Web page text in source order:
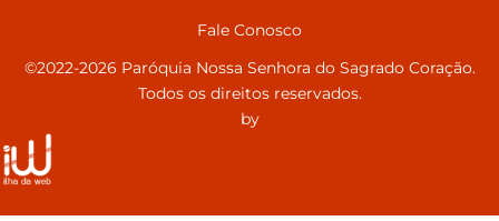
Fale Conosco
©2022-2026 Paróquia Nossa Senhora do Sagrado Coração.
Todos os direitos reservados.
by